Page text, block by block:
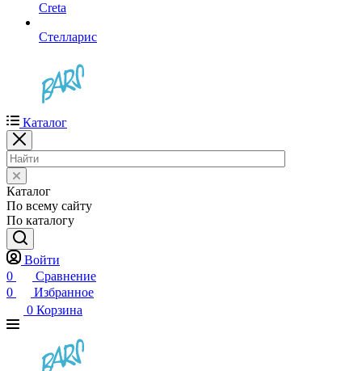
Creta
Стелларис
Каталог
Каталог
По всему сайту
По каталогу
Войти
0
Сравнение
0
Избранное
0 Корзина